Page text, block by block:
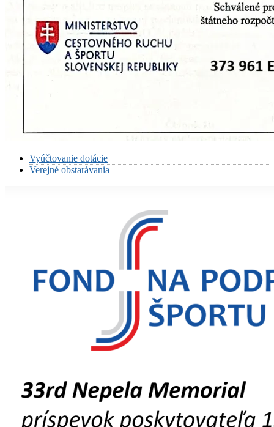
Vyúčtovanie dotácie
Verejné obstarávania